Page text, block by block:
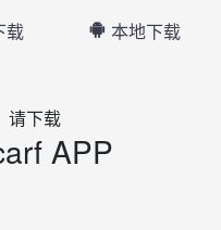
载 本地下载
请下载
APP